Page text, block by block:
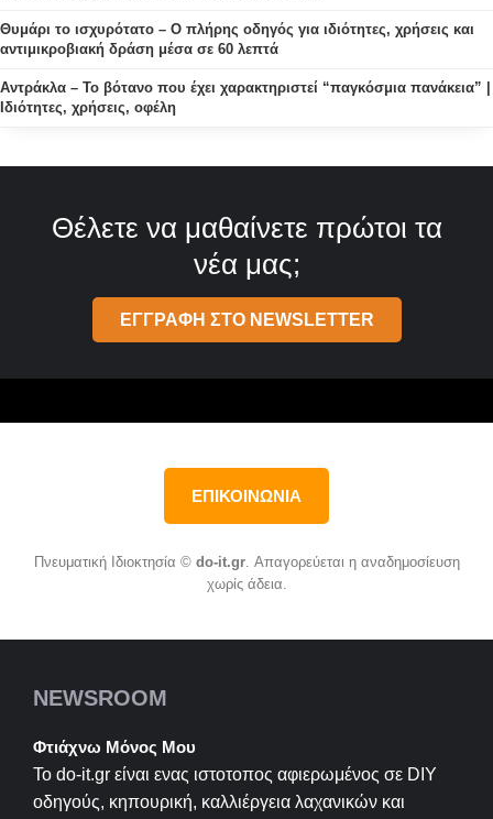
Θυμάρι το ισχυρότατο – Ο πλήρης οδηγός για ιδιότητες, χρήσεις και
αντιμικροβιακή δράση μέσα σε 60 λεπτά
Αντράκλα – Το βότανο που έχει χαρακτηριστεί “παγκόσμια πανάκεια” |
Ιδιότητες, χρήσεις, οφέλη
Θέλετε να μαθαίνετε πρώτοι τα
νέα μας;
ΕΓΓΡΑΦΗ ΣΤΟ NEWSLETTER
ΕΠΙΚΟΙΝΩΝΙΑ
Πνευματική Ιδιοκτησία © do-it.gr. Απαγορεύεται η αναδημοσίευση
χωρίς άδεια.
NEWSROOM
Φτιάχνω Μόνος Μου
Το do-it.gr είναι ενας ιστοτοπος αφιερωμένος σε DIY
οδηγούς, κηπουρική, καλλιέργεια λαχανικών και